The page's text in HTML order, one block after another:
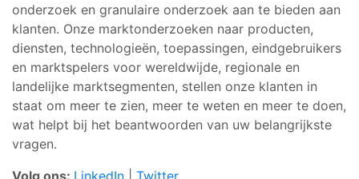
onderzoek en granulaire onderzoek aan te bieden aan
klanten. Onze marktonderzoeken naar producten,
diensten, technologieën, toepassingen, eindgebruikers
en marktspelers voor wereldwijde, regionale en
landelijke marktsegmenten, stellen onze klanten in
staat om meer te zien, meer te weten en meer te doen,
wat helpt bij het beantwoorden van uw belangrijkste
vragen.
Volg ons: LinkedIn Twitter